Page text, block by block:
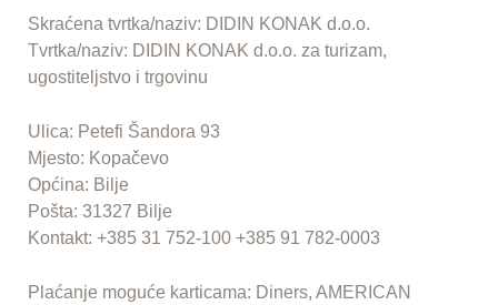
Skraćena tvrtka/naziv: DIDIN KONAK d.o.o.
Tvrtka/naziv: DIDIN KONAK d.o.o. za turizam,
ugostiteljstvo i trgovinu
Ulica: Petefi Šandora 93
Mjesto: Kopačevo
Općina: Bilje
Pošta: 31327 Bilje
Kontakt: +385 31 752-100 +385 91 782-0003
Plaćanje moguće karticama: Diners, AMERICAN